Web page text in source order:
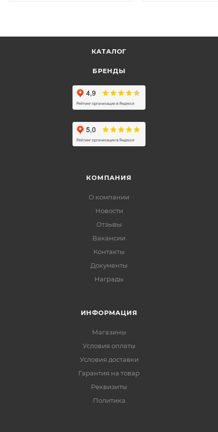
КАТАЛОГ
БРЕНДЫ
КОМПАНИЯ
О компании
Новости
Отзывы
Вакансии
Контакты
Документы
Награды
ИНФОРМАЦИЯ
Магазины
Условия оплаты
Условия доставки
Гарантия на товар
Реквизиты
Политика